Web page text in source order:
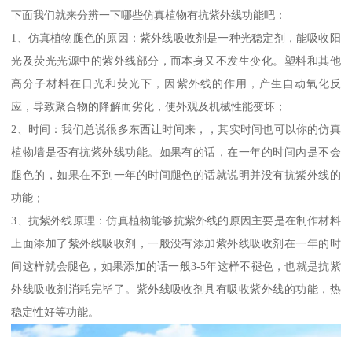
下面我们就来分辨一下哪些仿真植物有抗紫外线功能吧：
1、仿真植物腿色的原因：紫外线吸收剂是一种光稳定剂，能吸收阳
光及荧光光源中的紫外线部分，而本身又不发生变化。塑料和其他
高分子材料在日光和荧光下，因紫外线的作用，产生自动氧化反
应，导致聚合物的降解而劣化，使外观及机械性能变坏；
2、时间：我们总说很多东西让时间来，，其实时间也可以你的仿真
植物墙是否有抗紫外线功能。如果有的话，在一年的时间内是不会
腿色的，如果在不到一年的时间腿色的话就说明并没有抗紫外线的
功能；
3、抗紫外线原理：仿真植物能够抗紫外线的原因主要是在制作材料
上面添加了紫外线吸收剂，一般没有添加紫外线吸收剂在一年的时
间这样就会腿色，如果添加的话一般3-5年这样不褪色，也就是抗紫
外线吸收剂消耗完毕了。紫外线吸收剂具有吸收紫外线的功能，热
稳定性好等功能。